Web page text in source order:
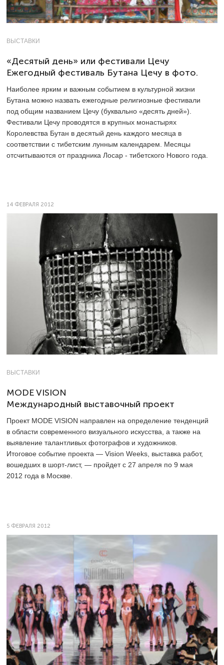
ВЫСТАВКИ
«Десятый день» или фестивали Цечу
Ежегодный фестиваль Бутана Цечу в фото.
Наиболее ярким и важным событием в культурной жизни
Бутана можно назвать ежегодные религиозные фестивали
под общим названием Цечу (буквально «десять дней»).
Фестивали Цечу проводятся в крупных монастырях
Королевства Бутан в десятый день каждого месяца в
соответствии с тибетским лунным календарем. Месяцы
отсчитываются от праздника Лосар - тибетского Нового года.
14 ФЕВРАЛЯ 2012
ВЫСТАВКИ
MODE VISION
Международный выставочный проект
Проект MODE VISION направлен на определение тенденций
в области современного визуального искусства, а также на
выявление талантливых фотографов и художников.
Итоговое событие проекта ― Vision Weeks, выставка работ,
вошедших в шорт-лист, ― пройдет с 27 апреля по 9 мая
2012 года в Москве.
5 ФЕВРАЛЯ 2012